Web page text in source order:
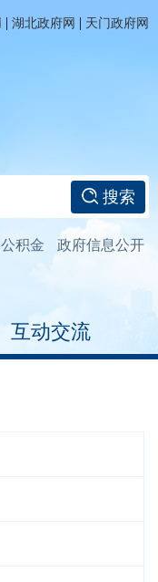
| 湖北政府网 | 天门政府网
搜索
公积金 政府信息公开
互动交流